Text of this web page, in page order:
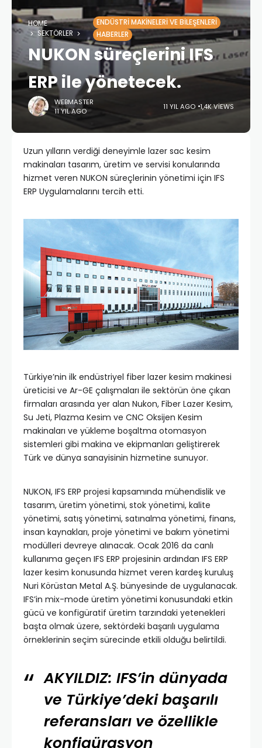
HOME
SEKTÖRLER
ENDÜSTRI MAKINELERI VE BILEŞENLERI
HABERLER
NUKON süreçlerini IFS
ERP ile yönetecek.
WEBMASTER
11 YIL AGO
11 YIL AGO 1,4K VIEWS
Uzun yılların verdiği deneyimle lazer sac kesim
makinaları tasarım, üretim ve servisi konularında
hizmet veren NUKON süreçlerinin yönetimi için IFS
ERP Uygulamalarını tercih etti.
Türkiye’nin ilk endüstriyel fiber lazer kesim makinesi
üreticisi ve Ar-GE çalışmaları ile sektörün öne çıkan
firmaları arasında yer alan Nukon, Fiber Lazer Kesim,
Su Jeti, Plazma Kesim ve CNC Oksijen Kesim
makinaları ve yükleme boşaltma otomasyon
sistemleri gibi makina ve ekipmanları geliştirerek
Türk ve dünya sanayisinin hizmetine sunuyor.
NUKON, IFS ERP projesi kapsamında mühendislik ve
tasarım, üretim yönetimi, stok yönetimi, kalite
yönetimi, satış yönetimi, satınalma yönetimi, finans,
insan kaynakları, proje yönetimi ve bakım yönetimi
modülleri devreye alınacak. Ocak 2016 da canlı
kullanıma geçen IFS ERP projesinin ardından IFS ERP
lazer kesim konusunda hizmet veren kardeş kuruluş
Nuri Körüstan Metal A.Ş. bünyesinde de uygulanacak.
IFS’in mix-mode üretim yönetimi konusundaki etkin
gücü ve konfigüratif üretim tarzındaki yetenekleri
başta olmak üzere, sektördeki başarılı uygulama
örneklerinin seçim sürecinde etkili olduğu belirtildi.
AKYILDIZ: IFS’in dünyada
ve Türkiye’deki başarılı
referansları ve özellikle
konfigürasyon